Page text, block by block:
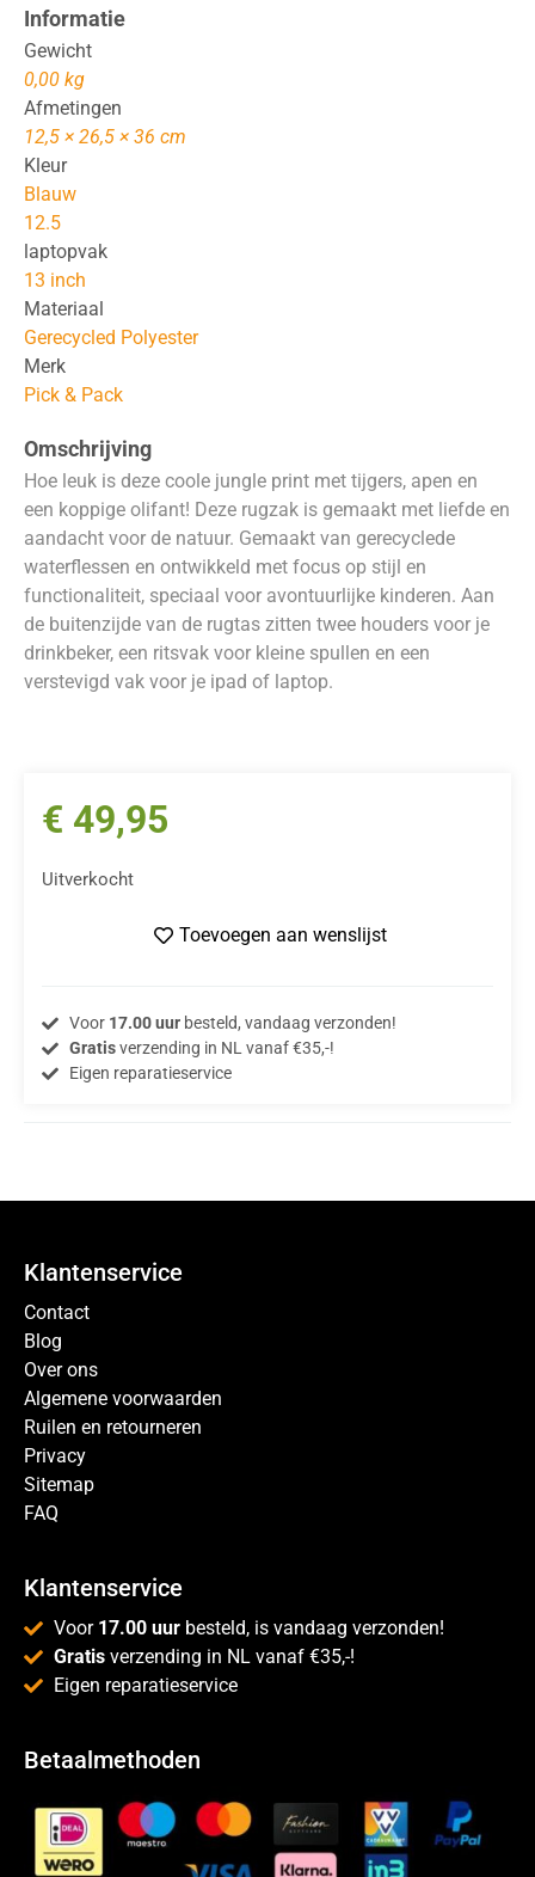
Informatie
Gewicht
0,00 kg
Afmetingen
12,5 × 26,5 × 36 cm
Kleur
Blauw
12.5
laptopvak
13 inch
Materiaal
Gerecycled Polyester
Merk
Pick & Pack
Omschrijving
Hoe leuk is deze coole jungle print met tijgers, apen en
een koppige olifant! Deze rugzak is gemaakt met liefde en
aandacht voor de natuur. Gemaakt van gerecyclede
waterflessen en ontwikkeld met focus op stijl en
functionaliteit, speciaal voor avontuurlijke kinderen. Aan
de buitenzijde van de rugtas zitten twee houders voor je
drinkbeker, een ritsvak voor kleine spullen en een
verstevigd vak voor je ipad of laptop.
€ 49,95
Uitverkocht
Toevoegen aan wenslijst
Voor 17.00 uurbesteld, vandaag verzonden!
Gratisverzending in NL vanaf €35,-!
Eigen reparatieservice
Klantenservice
Contact
Blog
Over ons
Algemene voorwaarden
Ruilen en retourneren
Privacy
Sitemap
FAQ
Klantenservice
Voor 17.00 uur besteld, is vandaag verzonden!
Gratis verzending in NL vanaf €35,-!
Eigen reparatieservice
Betaalmethoden